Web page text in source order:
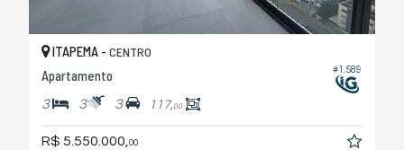
#1.589
ITAPEMA - CENTRO
Apartamento
3 3 3 117,00
R$ 5.550.000, 00